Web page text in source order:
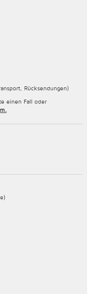
Rücksendungen)
einen Fall oder